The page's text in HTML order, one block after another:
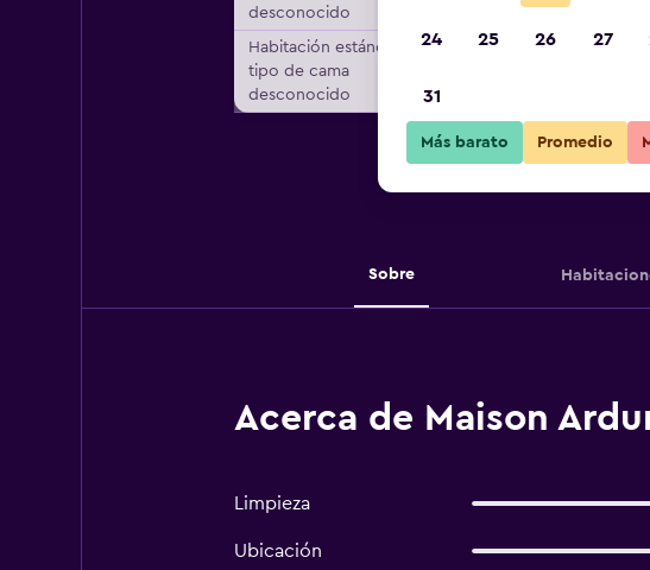
desconocido
Habitación estándar,
tipo de cama
desconocido
Sobre
Acerca de Maison
Limpieza
Ubicación
24 25 26 27
31
Más barato Promedio